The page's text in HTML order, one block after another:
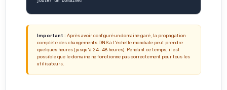
Important : Après avoir configuré un domaine garé, la propagation
complète des changements DNS à l'échelle mondiale peut prendre
quelques heures (jusqu'à 24-48 heures). Pendant ce temps, il est
possible que le domaine ne fonctionne pas correctement pour tous les
utilisateurs.